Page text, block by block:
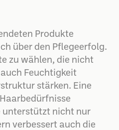
Produkte
über den Pflegeerfolg.
zu wählen, die nicht
Feuchtigkeit
stärken. Eine
unterstützt nicht nur
verbessert auch die